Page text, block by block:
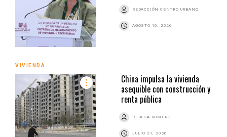
REDACCIÓN CENTRO URBANO
AGOSTO 10, 2026
VIVIENDA
China impulsa la vivienda
asequible con construcción y
renta pública
REBECA ROMERO
JULIO 21, 2026